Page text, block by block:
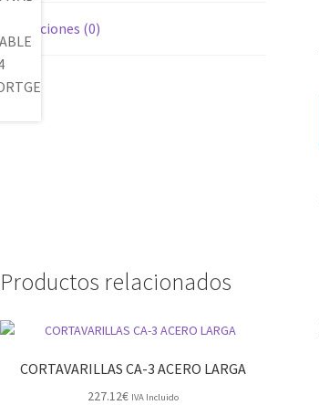
Valoraciones (0)
Productos relacionados
CORTAVARILLAS CA-3 ACERO LARGA
227.12€ IVA Incluido